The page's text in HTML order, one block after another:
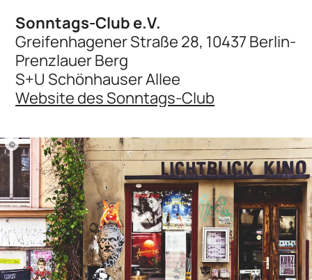
Sonntags-Club e.V.
Greifenhagener Straße 28, 10437 Berlin-
Prenzlauer Berg
S+U Schönhauser Allee
Website des Sonntags-Club
©